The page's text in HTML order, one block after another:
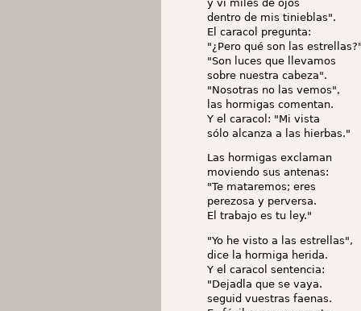
y vi miles de ojos
dentro de mis tinieblas".
El caracol pregunta:
"¿Pero qué son las
"Son luces que llevamos
sobre nuestra cabeza".
"Nosotras no las vemos",
las hormigas comentan.
Y el caracol: "Mi vista
sólo alcanza a las hierbas."
Las hormigas exclaman
moviendo sus antenas:
"Te mataremos; eres
perezosa y perversa.
El trabajo es tu ley."
"Yo he visto a las estrellas",
dice la hormiga herida.
Y el caracol sentencia:
"Dejadla que se vaya.
seguid vuestras faenas.